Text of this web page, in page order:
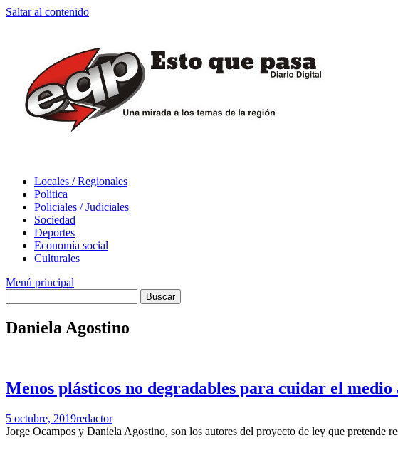
Saltar al contenido
Locales / Regionales
Politica
Policiales / Judiciales
Sociedad
Deportes
Economía social
Culturales
Menú principal
Daniela Agostino
Menos plásticos no degradables para cuidar el medio
5 octubre, 2019redactor
Jorge Ocampos y Daniela Agostino, son los autores del proyecto de ley que pretende